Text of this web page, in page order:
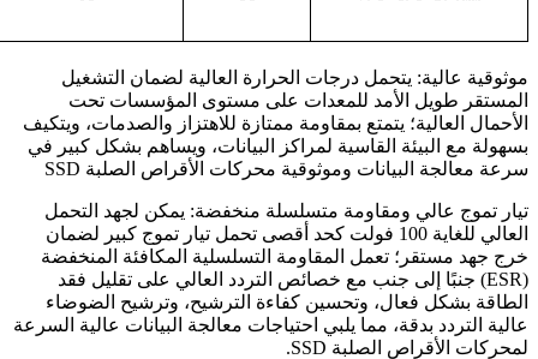
موثوقية عالية: يتحمل درجات الحرارة العالية لضمان التشغيل
المستقر طويل الأمد للمعدات على مستوى المؤسسات تحت
الأحمال العالية؛ يتمتع بمقاومة ممتازة للاهتزاز والصدمات، ويتكيف
بسهولة مع البيئة القاسية لمراكز البيانات، ويساهم بشكل كبير في
سرعة معالجة البيانات وموثوقية محركات الأقراص الصلبة SSD
تيار تموج عالي ومقاومة متسلسلة منخفضة: يمكن لجهد التحمل
العالي للغاية 100 فولت كحد أقصى تحمل تيار تموج كبير لضمان
خرج جهد مستقر؛ تعمل المقاومة التسلسلية المكافئة المنخفضة
(ESR) جنبًا إلى جنب مع خصائص التردد العالي على تقليل فقد
الطاقة بشكل فعال، وتحسين كفاءة الترشيح، وترشيح الضوضاء
عالية التردد بدقة، مما يلبي احتياجات معالجة البيانات عالية السرعة
لمحركات الأقراص الصلبة SSD.